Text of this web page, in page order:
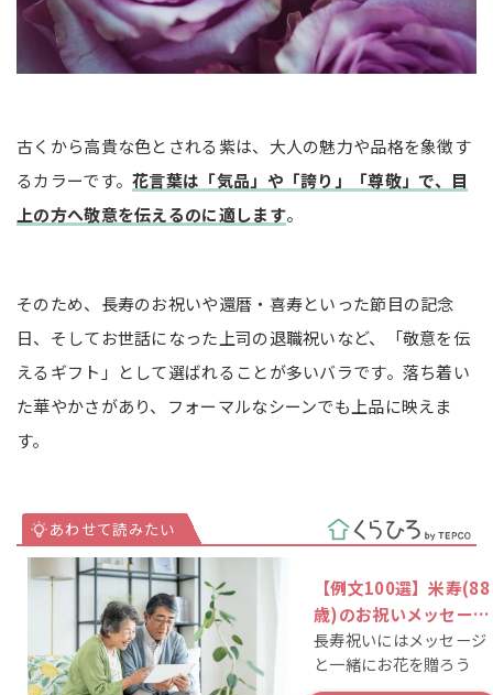
古くから高貴な色とされる紫は、大人の魅力や品格を象徴す
るカラーです。花言葉は「気品」や「誇り」「尊敬」で、目
上の方へ敬意を伝えるのに適します。
そのため、長寿のお祝いや還暦・喜寿といった節目の記念
日、そしてお世話になった上司の退職祝いなど、「敬意を伝
えるギフト」として選ばれることが多いバラです。落ち着い
た華やかさがあり、フォーマルなシーンでも上品に映えま
す。
【例文100選】米寿(88
歳)のお祝いメッセー
ジ！作成のポイントも
説
長寿祝いにはメッセージ
と一緒にお花を贈ろう